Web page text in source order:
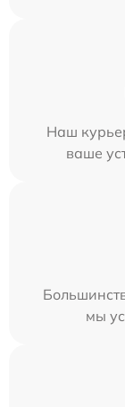
Наш
ваше
мы